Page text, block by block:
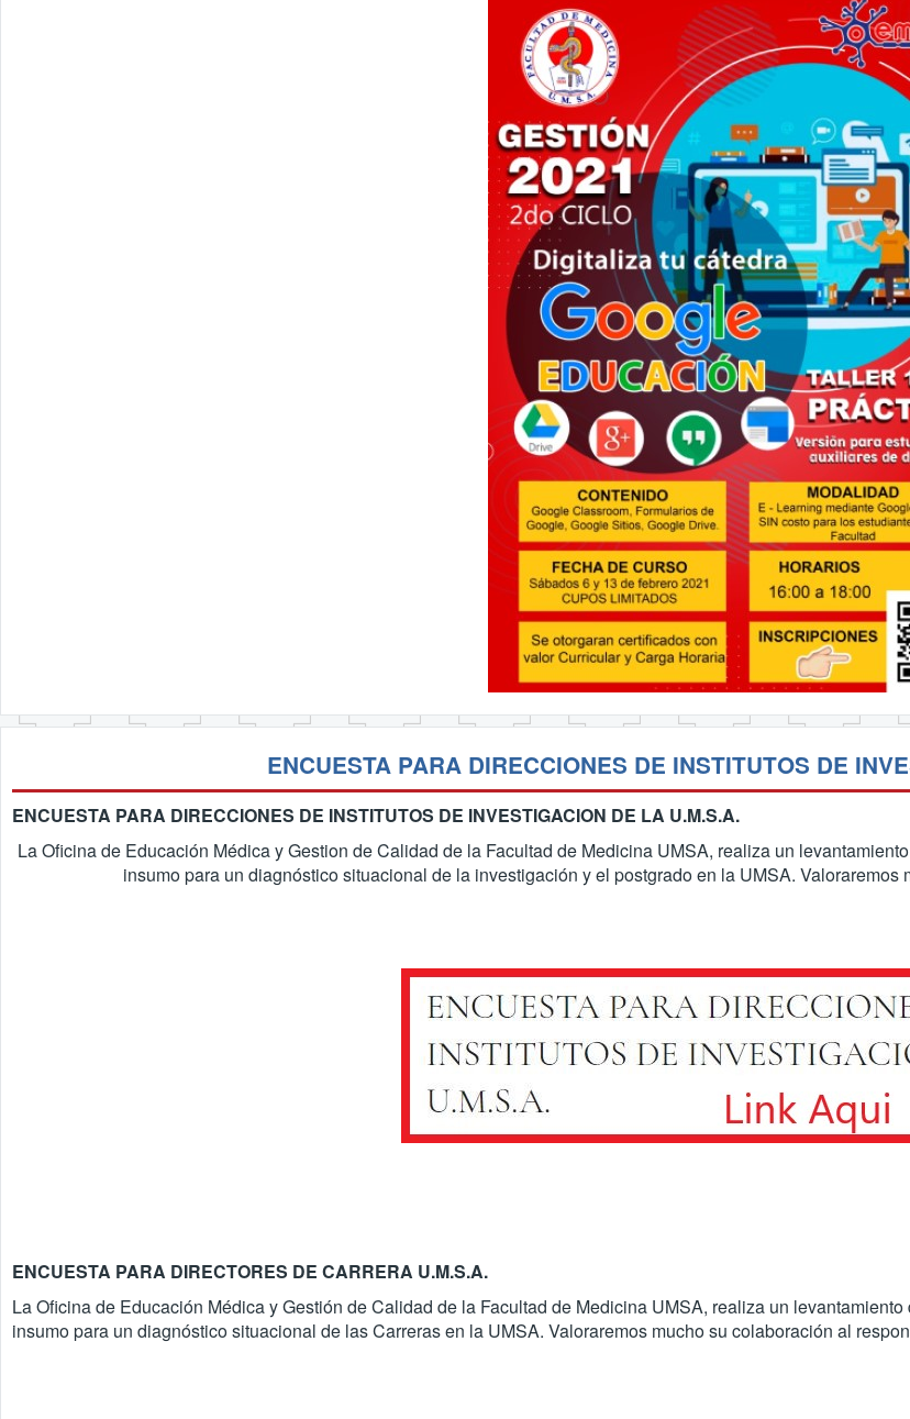
ENCUESTA PARA DIRECCIONES DE INSTITUTOS DE
ENCUESTA PARA DIRECCIONES DE INSTITUTOS DE INVESTIGACION DE LA U.M.S.A.
La Oficina de Educación Médica y Gestion de Calidad de la Facultad de Medicina UMSA, realiza un
insumo para un diagnóstico situacional de la investigación y el postgrado en la UMSA.
ENCUESTA PARA DIRECTORES DE CARRERA U.M.S.A.
La Oficina de Educación Médica y Gestión de Calidad de la Facultad de Medicina UMSA, realiza un
insumo para un diagnóstico situacional de las Carreras en la UMSA. Valoraremos mucho su colaboración al